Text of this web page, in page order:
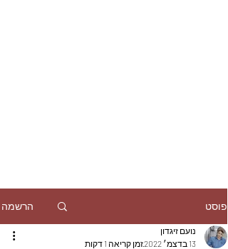
פוסט הרשמה
נועם זיגדון
13 בדצמ׳ 2022
זמן קריאה 1 דקות